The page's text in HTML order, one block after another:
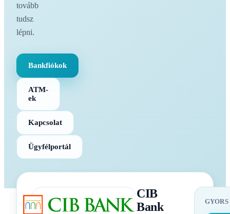
tovább
tudsz
lépni.
Bankfiókok
ATM-
ek
Kapcsolat
Ügyfélportál
CIB
Bank